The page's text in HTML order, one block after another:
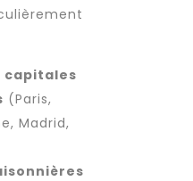
capitales
(Paris,
Madrid,